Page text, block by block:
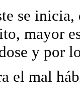
se
mayor
y por
el mal